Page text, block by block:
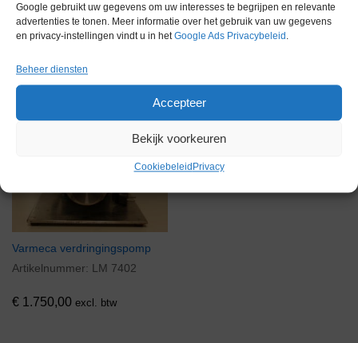
Google gebruikt uw gegevens om uw interesses te begrijpen en relevante
advertenties te tonen. Meer informatie over het gebruik van uw gegevens
en privacy-instellingen vindt u in hetGoogle Ads Privacybeleid .
Beheer diensten
Accepteer
Bekijk voorkeuren
Cookiebeleid Privacy
Gerelateerde producten
Voorraad
Varmeca verdringingspomp
Artikelnummer: LM 7402
€ 1.750,00 excl. btw